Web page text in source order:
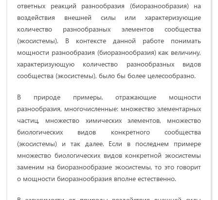
ответных реакций разнообразия (биоразнообразия) на
воздействия внешней силы или характеризующие
количество разнообразных элементов сообщества
(экосистемы). В контексте данной работе понимать
мощности разнообразия (биоразнообразия) как величину,
характеризующую количество разнообразных видов
сообщества (экосистемы), было бы более целесообразно.
В природе примеры, отражающие мощности
разнообразия, многочисленные: множество элементарных
частиц, множество химических элементов, множество
биологических видов конкретного сообщества
(экосистемы) и так далее. Если в последнем примере
множество биологических видов конкретной экосистемы
заменим на биоразнообразие экосистемы, то это говорит
о мощности биоразнообразия вполне естественно.